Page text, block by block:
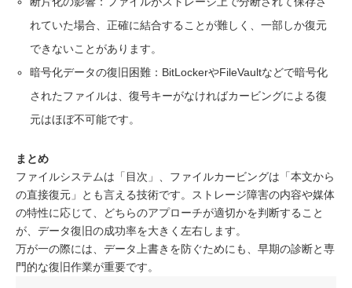
れていた場合、正確に結合することが難しく、一部しか復元
できないことがあります。
暗号化データの復旧困難：BitLockerやFileVaultなどで暗号化
されたファイルは、復号キーがなければカービングによる復
元はほぼ不可能です。
まとめ
ファイルシステムは「目次」、ファイルカービングは「本文から
の直接復元」とも言える技術です。ストレージ障害の内容や媒体
の特性に応じて、どちらのアプローチが適切かを判断すること
が、データ復旧の成功率を大きく左右します。
万が一の際には、データ上書きを防ぐためにも、早期の診断と専
門的な復旧作業が重要です。